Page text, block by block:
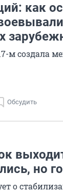
как
м создала
Обсудить
но
о